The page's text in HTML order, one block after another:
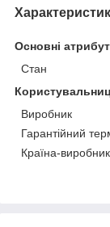
Основні
Стан
Виробник
Гарантійний
Країна-